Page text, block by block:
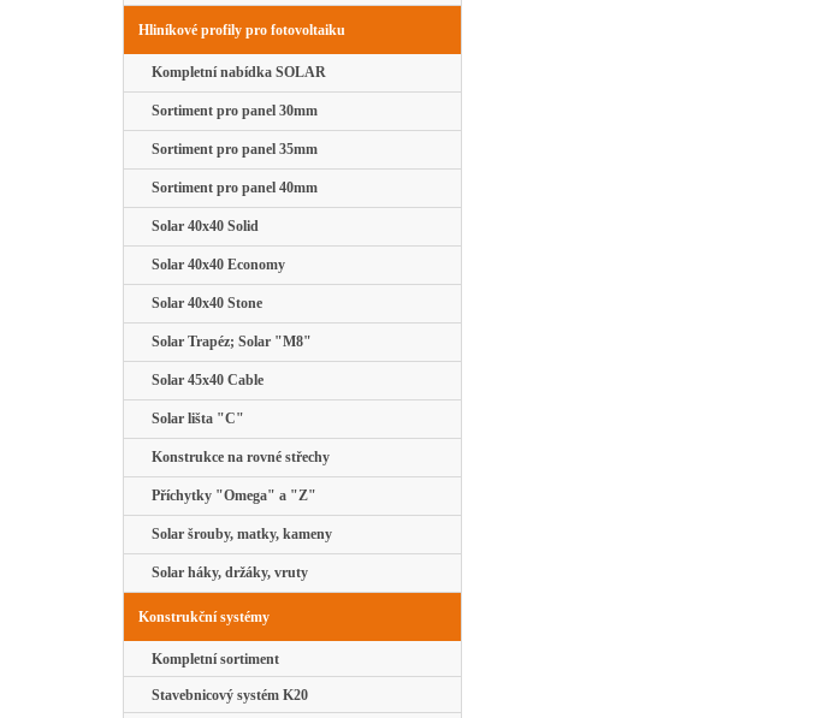
Hliníkové profily pro fotovoltaiku
Kompletní nabídka SOLAR
Sortiment pro panel 30mm
Sortiment pro panel 35mm
Sortiment pro panel 40mm
Solar 40x40 Solid
Solar 40x40 Economy
Solar 40x40 Stone
Solar Trapéz; Solar "M8"
Solar 45x40 Cable
Solar lišta "C"
Konstrukce na rovné střechy
Příchytky "Omega" a "Z"
Solar šrouby, matky, kameny
Solar háky, držáky, vruty
Konstrukční systémy
Kompletní sortiment
Stavebnicový systém K20